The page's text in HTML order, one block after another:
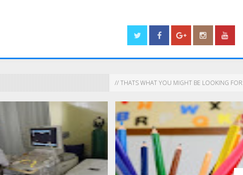
// THATS WHAT YOU MIGHT BE LOOKING FOR